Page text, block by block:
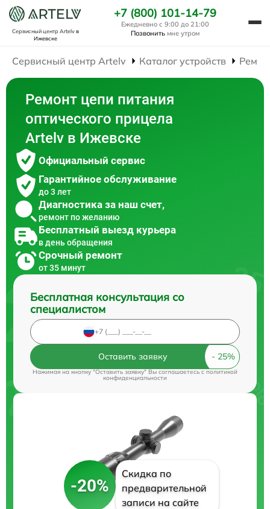
Сервисный центр Artelvв
Ижевске
+7 (800) 101-14-79
Ежедневно с 9:00 до 21:00
Позвонить мне утром
Сервисный центр Artelv Каталог устройств
Ремонт цепи питания
оптического прицела
Artelv в Ижевске
Официальный сервис
Гарантийное обслуживание
до 3 лет
Диагностика за наш счет,
ремонт по желанию
Бесплатный выезд курьера
в день обращения
Срочный ремонт
от 35 минут
Бесплатная консультация со
специалистом
Оставить заявку
Нажимая на кнопку "Оставить заявку" Вы соглашаетесь cполитикой
конфиденциальности
-20%
Скидка по
предварительной
записи на сайте